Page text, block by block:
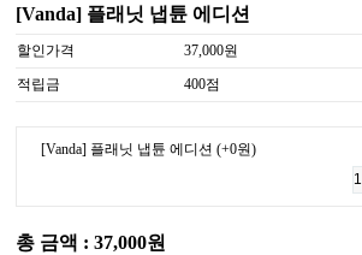
[Vanda] 플래닛 냅튠 에디션
할인가격
37,000원
적립금
400점
[Vanda] 플래닛 냅튠 에디션 (+0원)
총 금액 : 37,000원